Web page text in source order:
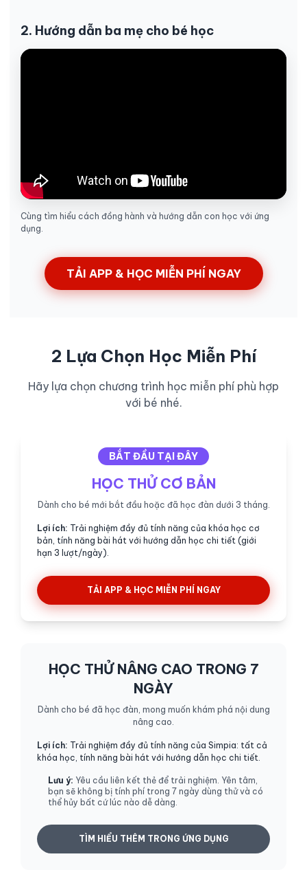
2. Hướng dẫn ba mẹ cho bé học
Cùng tìm hiểu cách đồng hành và hướng dẫn con học với ứng
dụng.
TẢI APP & HỌC MIỄN PHÍ NGAY
2 Lựa Chọn Học Miễn Phí
Hãy lựa chọn chương trình học miễn phí phù hợp
với bé nhé.
BẮT ĐẦU TẠI ĐÂY
HỌC THỬ CƠ BẢN
Dành cho bé mới bắt đầu hoặc đã học đàn dưới 3 tháng.
Lợi ích: Trải nghiệm đầy đủ tính năng của khóa học cơ
bản, tính năng bài hát với hướng dẫn học chi tiết (giới
hạn 3 lượt/ngày).
TẢI APP & HỌC MIỄN PHÍ NGAY
HỌC THỬ NÂNG CAO TRONG 7
NGÀY
Dành cho bé đã học đàn, mong muốn khám phá nội dung
nâng cao.
Lợi ích: Trải nghiệm đầy đủ tính năng của Simpia: tất cả
khóa học, tính năng bài hát với hướng dẫn học chi tiết.
Lưu ý: Yêu cầu liên kết thẻ để trải nghiệm. Yên tâm,
bạn sẽ không bị tính phí trong 7 ngày dùng thử và có
thể hủy bất cứ lúc nào dễ dàng.
TÌM HIỂU THÊM TRONG ỨNG DỤNG